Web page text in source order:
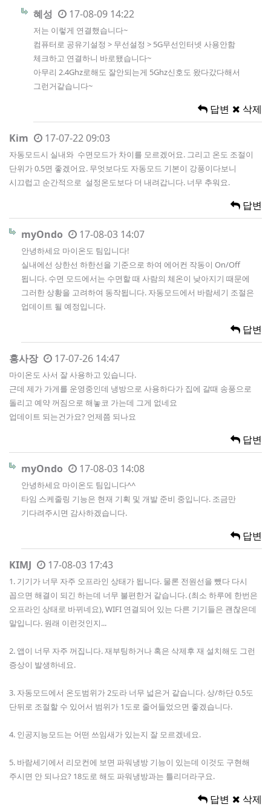
혜성 17-08-09 14:22
저는 이렇게 연결했습니다~
컴퓨터로 공유기설정 > 무선설정 > 5G무선인터넷 사용안함
체크하고 연결하니 바로됐습니다~
아무리 2.4Ghz로해도 잘안되는게 5Ghz신호도 왔다갔다해서
그런거같습니다~
답변 삭제
Kim 17-07-22 09:03
자동모드시 실내와 수면모드가 차이를 모르겠어요. 그리고 온도 조절이
단위가 0.5면 좋겠어요. 무엇보다도 자동모드 기본이 강풍이다보니
시끄럽고 순간적으로 설정온도보다 더 내려갑니다. 너무 추워요.
답변
myOndo 17-08-03 14:07
안녕하세요 마이온도 팀입니다!
실내에선 상한선 하한선을 기준으로 하여 에어컨 작동이 On/Off
됩니다. 수면 모드에서는 수면할 때 사람의 체온이 낮아지기 때문에
그러한 상황을 고려하여 동작됩니다. 자동모드에서 바람세기 조절은
업데이트 될 예정입니다.
답변
홍사장 17-07-26 14:47
마이온도 사서 잘 사용하고 있습니다.
근데 제가 가게를 운영중인데 냉방으로 사용하다가 집에 갈때 송풍으로
돌리고 예약 꺼짐으로 해놓코 가는데 그게 없네요
업데이트 되는건가요? 언제쯤 되나요
답변
myOndo 17-08-03 14:08
안녕하세요 마이온도 팀입니다^^
타임 스케줄링 기능은 현재 기획 및 개발 준비 중입니다. 조금만
기다려주시면 감사하겠습니다.
답변
KIMJ 17-08-03 17:43
1. 기기가 너무 자주 오프라인 상태가 됩니다. 물론 전원선을 뺐다 다시
꼽으면 해결이 되긴 하는데 너무 불편한거 같습니다. (최소 하루에 한번은
오프라인 상태로 바뀌네요), WIFI 연결되어 있는 다른 기기들은 괜찮은데
말입니다. 원래 이런것인지...
2. 앱이 너무 자주 꺼집니다. 재부팅하거나 혹은 삭제후 재 설치해도 그런
증상이 발생하네요.
3. 자동모드에서 온도범위가 2도라 너무 넓은거 같습니다. 상/하단 0.5도
단뒤로 조절할 수 있어서 범위가 1도로 줄어들었으면 좋겠습니다.
4. 인공지능모드는 어떤 쓰임새가 있는지 잘 모르겠네요.
5. 바람세기에서 리모컨에 보면 파워냉방 기능이 있는데 이것도 구현해
주시면 안 되나요? 18도로 해도 파워냉방과는 틀리더라구요.
답변 삭제